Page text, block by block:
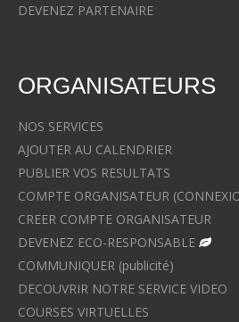
DEVENEZ PARTENAIRE
ORGANISATEURS
NOS SERVICES
AJOUTER AU CALENDRIER
PUBLIER VOS RESULTATS
COMPTE ORGANISATEUR
CREER COMPTE ORGANISATEUR
DEVENEZ ECO-RESPONSABLE
COMMUNIQUER (publicité)
DECOUVRIR NOTRE SERVICE VIDEO
COURSES VIRTUELLES